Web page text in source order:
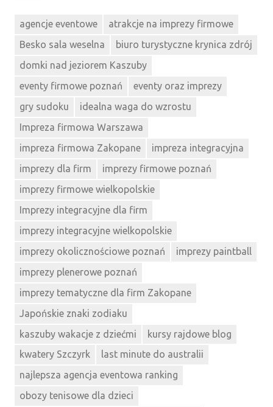
agencje eventowe
atrakcje na imprezy firmowe
Besko sala weselna
biuro turystyczne krynica zdrój
domki nad jeziorem Kaszuby
eventy firmowe poznań
eventy oraz imprezy
gry sudoku
idealna waga do wzrostu
Impreza firmowa Warszawa
impreza firmowa Zakopane
impreza integracyjna
imprezy dla firm
imprezy firmowe poznań
imprezy firmowe wielkopolskie
Imprezy integracyjne dla firm
imprezy integracyjne wielkopolskie
imprezy okolicznościowe poznań
imprezy paintball
imprezy plenerowe poznań
imprezy tematyczne dla firm Zakopane
Japońskie znaki zodiaku
kaszuby wakacje z dziećmi
kursy rajdowe blog
kwatery Szczyrk
last minute do australii
najlepsza agencja eventowa ranking
obozy tenisowe dla dzieci